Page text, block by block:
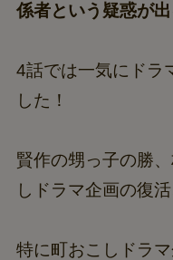
係者という疑惑が出
4話では一気にドラ
した！
賢作の甥っ子の勝
しドラマ企画の復
特に町おこしドラ